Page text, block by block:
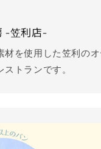
-笠利店-
材を使用した笠利のオ
トランです。